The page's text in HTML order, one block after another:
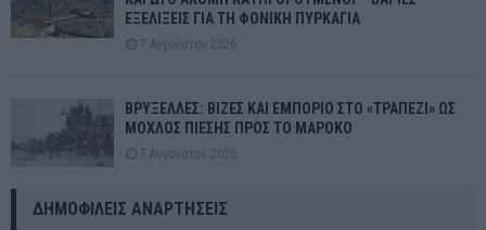
ΕΞΕΛΙΞΕΙΣ ΓΙΑ ΤΗ ΦΟΝΙΚΗ ΠΥΡΚΑΓΙΑ
7 Αυγούστου 2026
ΒΡΥΞΕΛΛΕΣ: ΒΙΖΕΣ ΚΑΙ ΕΜΠΟΡΙΟ ΣΤΟ «ΤΡΑΠΕΖΙ» ΩΣ
ΜΟΧΛΟΣ ΠΙΕΣΗΣ ΠΡΟΣ ΤΟ ΜΑΡΟΚΟ
7 Αυγούστου 2026
ΔΗΜΟΦΙΛΕΊΣ ΑΝΑΡΤΉΣΕΙΣ